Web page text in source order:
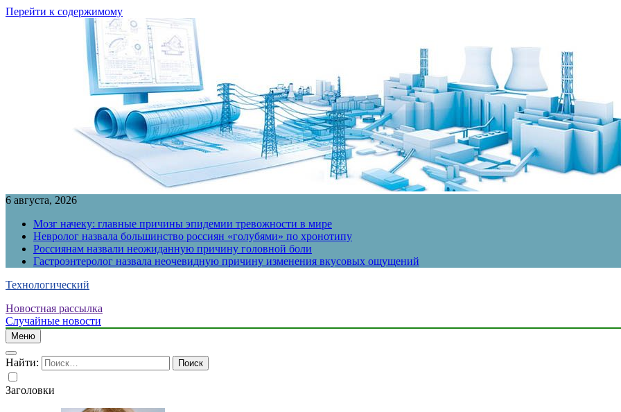
Перейти к содержимому
6 августа, 2026
Мозг начеку: главные причины эпидемии тревожности в мире
Невролог назвала большинство россиян «голубями» по хронотипу
Россиянам назвали неожиданную причину головной боли
Гастроэнтеролог назвала неочевидную причину изменения вкусовых ощущений
Технологический
Новостная рассылка
Случайные новости
Меню
Найти:
Заголовки